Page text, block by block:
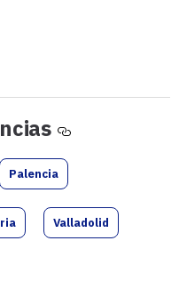
Resultados
provincias
Palencia
Valladolid